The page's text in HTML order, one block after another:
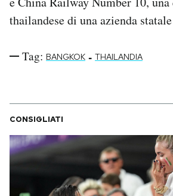
thailandese di una azienda
Tag: BANGKOK - THAILANDIA
CONSIGLIATI